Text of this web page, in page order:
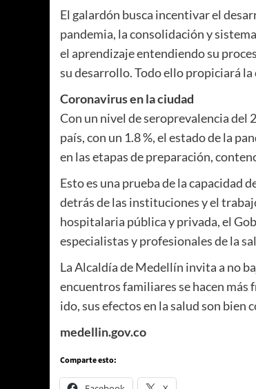
El galardón busca incentivar el
pandemia, la consolidación y
el aprendizaje entendiendo su
su desarrollo. Todo ello propiciará
Coronavirus en la ciudad
Con un nivel de seroprevalencia del
país, con un 1.8 %, el estado de la
en las etapas de preparación,
Esto es una prueba de la capacidad
detrás de las instituciones y el
hospitalaria pública y privada, el
especialistas y profesionales de la
La Alcaldía de Medellín invita a no
encuentros familiares se hacen más
ido, sus efectos en la salud son bien
medellin.gov.co
Comparte esto: